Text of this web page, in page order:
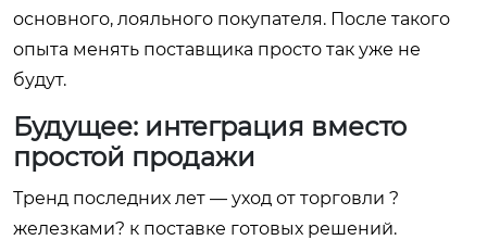
основного, лояльного покупателя. После такого
опыта менять поставщика просто так уже не
будут.
Будущее: интеграция вместо
простой продажи
Тренд последних лет — уход от торговли ?
железками? к поставке готовых решений.